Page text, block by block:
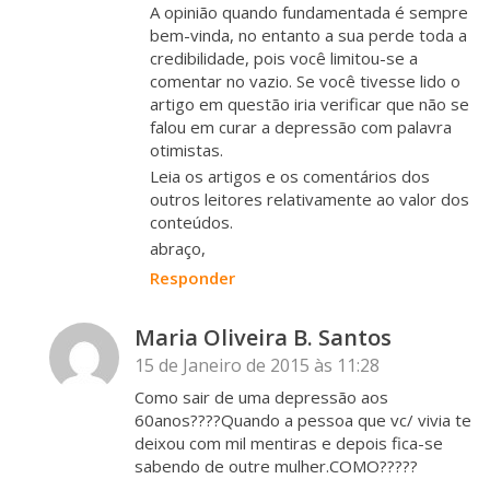
A opinião quando fundamentada é sempre
bem-vinda, no entanto a sua perde toda a
credibilidade, pois você limitou-se a
comentar no vazio. Se você tivesse lido o
artigo em questão iria verificar que não se
falou em curar a depressão com palavra
otimistas.
Leia os artigos e os comentários dos
outros leitores relativamente ao valor dos
conteúdos.
abraço,
Responder
Maria Oliveira B. Santos
15 de Janeiro de 2015 às 11:28
Como sair de uma depressão aos
60anos????Quando a pessoa que vc/ vivia te
deixou com mil mentiras e depois fica-se
sabendo de outre mulher.COMO?????